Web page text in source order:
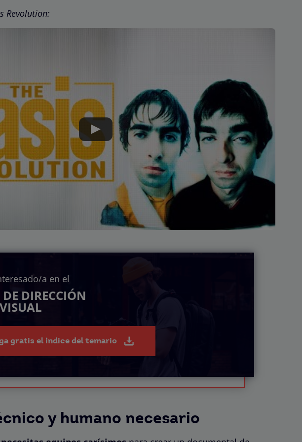
Revolution:
a en el
DE DIRECCIÓN
gratis el índice del temario
y humano necesario